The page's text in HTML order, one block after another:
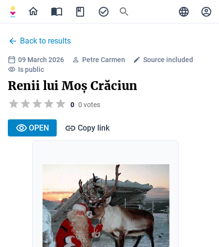
Back to results
09 March 2026 Petre Carmen
Source included
Is public
Renii lui Moș Crăciun
0 0 votes
OPEN Copy link